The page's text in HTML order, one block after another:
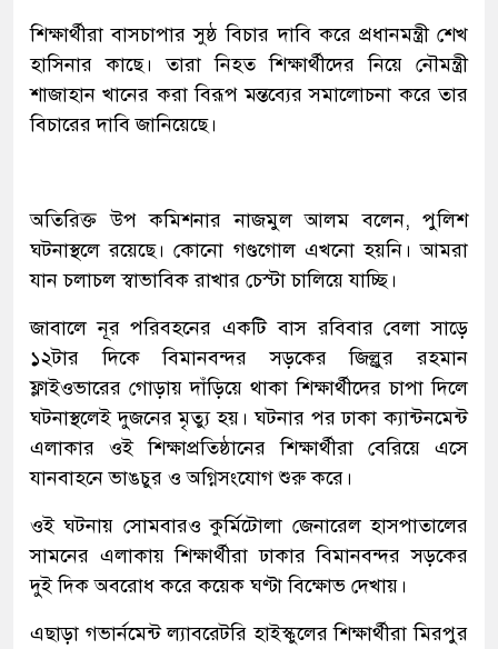
শিক্ষার্থীরা বাসচাপার সুষ্ঠ বিচার দাবি করে প্রধানমন্ত্রী শেখ
হাসিনার কাছে। তারা নিহত শিক্ষার্থীদের নিয়ে নৌমন্ত্রী
শাজাহান খানের করা বিরূপ মন্তব্যের সমালোচনা করে তার
বিচারের দাবি জানিয়েছে।
অতিরিক্ত উপ কমিশনার নাজমুল আলম বলেন, পুলিশ
ঘটনাস্থলে রয়েছে। কোনো গণ্ডগোল এখনো হয়নি। আমরা
যান চলাচল স্বাভাবিক রাখার চেস্টা চালিয়ে যাচ্ছি।
জাবালে নূর পরিবহনের একটি বাস রবিবার বেলা সাড়ে
১২টার দিকে বিমানবন্দর সড়কের জিল্লুর রহমান
ফ্লাইওভারের গোড়ায় দাঁড়িয়ে থাকা শিক্ষার্থীদের চাপা দিলে
ঘটনাস্থলেই দুজনের মৃত্যু হয়। ঘটনার পর ঢাকা ক্যান্টনমেন্ট
এলাকার ওই শিক্ষাপ্রতিষ্ঠানের শিক্ষার্থীরা বেরিয়ে এসে
যানবাহনে ভাঙচুর ও অগ্নিসংযোগ শুরু করে।
ওই ঘটনায় সোমবারও কুর্মিটোলা জেনারেল হাসপাতালের
সামনের এলাকায় শিক্ষার্থীরা ঢাকার বিমানবন্দর সড়কের
দুই দিক অবরোধ করে কয়েক ঘণ্টা বিক্ষোভ দেখায়।
এছাড়া গভার্নমেন্ট ল্যাবরেটরি হাইস্কুলের শিক্ষার্থীরা মিরপুর